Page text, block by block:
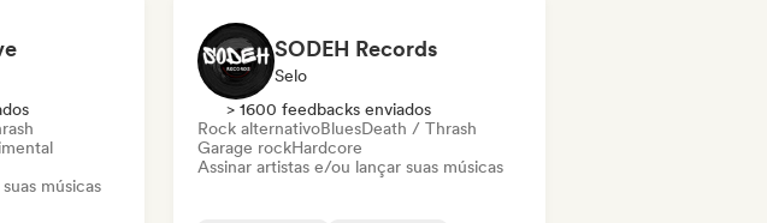
músicas
SODEH Records
Selo
> 1600 feedbacks enviados
Rock alternativoBluesDeath / Thrash
Garage rockHardcore
Assinar artistas e/ou lançar suas músicas